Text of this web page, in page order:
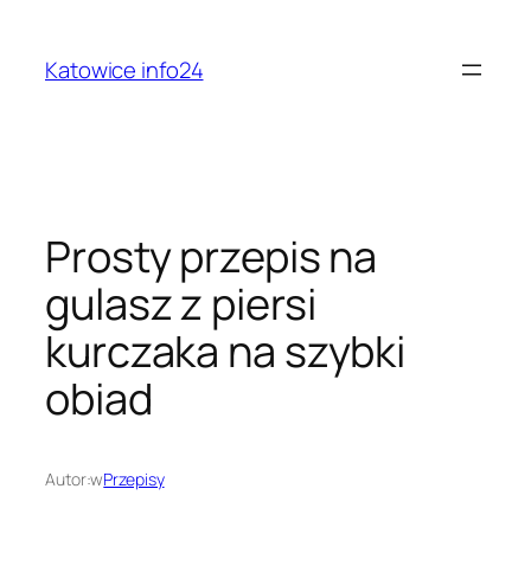
treściKatowice info24
Prosty przepis na
gulasz z piersi
kurczaka na szybki
obiad
Autor:wPrzepisy